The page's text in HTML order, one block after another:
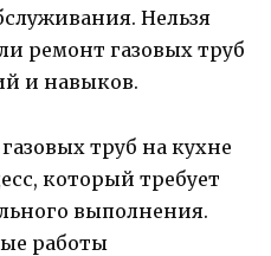
Нельзя
ремонт газовых труб
и навыков.
труб на кухне
который требует
выполнения.
работы